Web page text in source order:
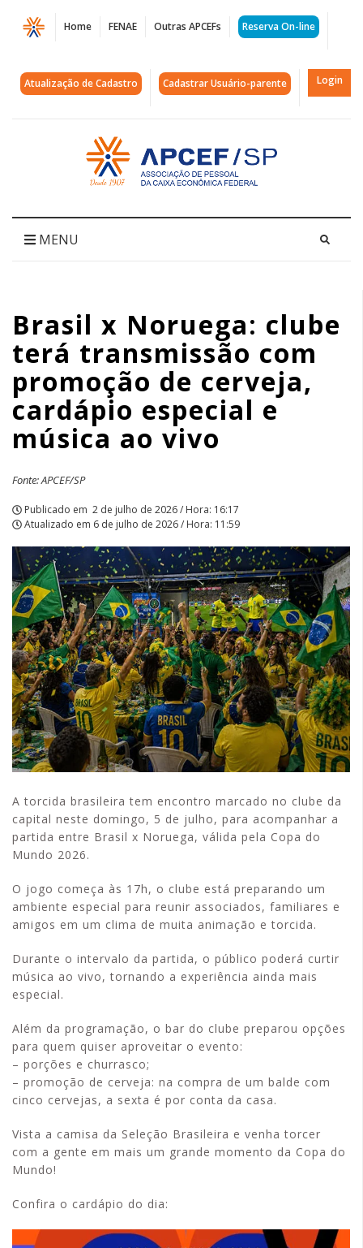
Página
Brasil
com
cerveja,
cardápio
especial
e
música
ao
vivo
|
APCEF/SP
Home FENAE Outras APCEFs Reserva On-line
Atualização de Cadastro Cadastrar Usuário-parente Login
Acessar
página
inicial
MENU
Brasil x Noruega: clube
terá transmissão com
promoção de cerveja,
cardápio especial e
música ao vivo
Fonte: APCEF/SP
Publicado em 2 de julho de 2026 / Hora: 16:17
Atualizado em 6 de julho de 2026 / Hora: 11:59
A torcida brasileira tem encontro marcado no clube da
capital neste domingo, 5 de julho, para acompanhar a
partida entre Brasil x Noruega, válida pela Copa do
Mundo 2026.
O jogo começa às 17h, o clube está preparando um
ambiente especial para reunir associados, familiares e
amigos em um clima de muita animação e torcida.
Durante o intervalo da partida, o público poderá curtir
música ao vivo, tornando a experiência ainda mais
especial.
Além da programação, o bar do clube preparou opções
para quem quiser aproveitar o evento:
– porções e churrasco;
– promoção de cerveja: na compra de um balde com
cinco cervejas, a sexta é por conta da casa.
Vista a camisa da Seleção Brasileira e venha torcer
com a gente em mais um grande momento da Copa do
Mundo!
Confira o cardápio do dia: